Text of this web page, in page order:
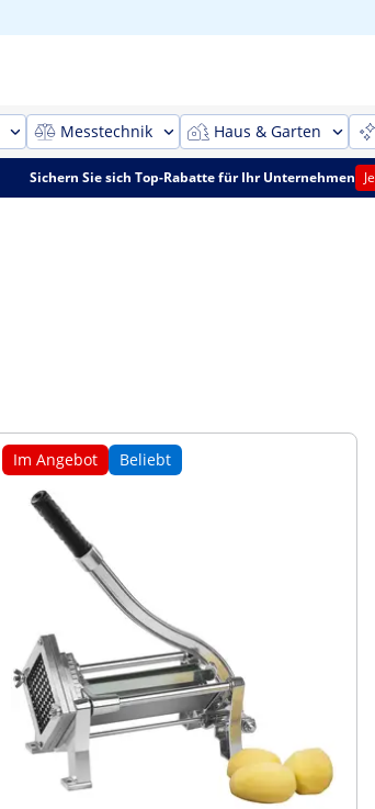
Messtechnik Haus & Garten
Sichern Sie sich Top-Rabatte für Ihr Unternehmen
Im Angebot Beliebt